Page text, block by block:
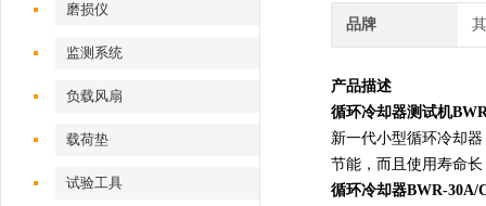
磨损仪
监测系统
负载风扇
载荷垫
试验工具
品牌
产品描述
循环冷却器测试机
新一代小型循环冷却
节能，而且使用寿命
循环冷却器BWR-30A/